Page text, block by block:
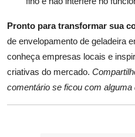
Pronto para transformar sua
de envelopamento de geladeira
conheça empresas locais e
criativas do mercado.
comentário se ficou com alguma